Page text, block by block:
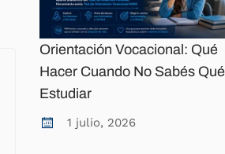
Orientación Vocacional: Qué
Hacer Cuando No Sabés Qué
Estudiar
1 julio, 2026